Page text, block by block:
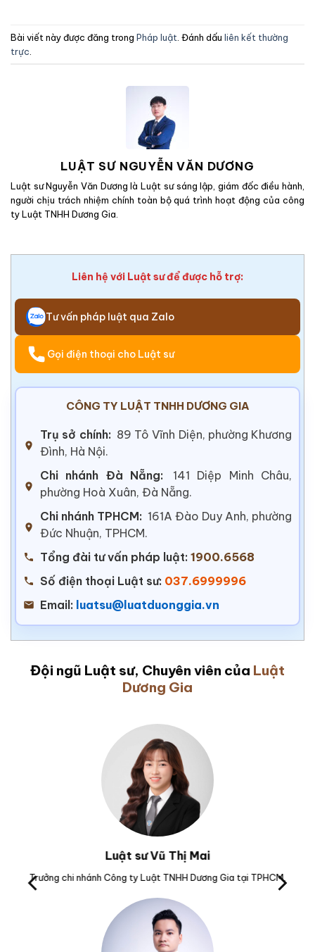
Bài viết này được đăng trong Pháp luật . Đánh dấu liên kết thường
trực
LUẬT SƯ NGUYỄN VĂN DƯƠNG
Luật sư Nguyễn Văn Dương là Luật sư sáng lập, giám đốc điều hành,
người chịu trách nhiệm chính toàn bộ quá trình hoạt động của công
ty Luật TNHH Dương Gia.
Liên hệ với Luật sư để được hỗ trợ:
Tư vấn pháp luật qua Zalo
Gọi điện thoại cho Luật sư
CÔNG TY LUẬT TNHH DƯƠNG GIA
Trụ sở chính: 89 Tô Vĩnh Diện, phường Khương
Đình, Hà Nội.
Chi nhánh Đà Nẵng:
141 Diệp Minh Châu,
phường Hoà Xuân, Đà Nẵng.
Chi nhánh TPHCM: 161A Đào Duy Anh, phường
Đức Nhuận, TPHCM.
Tổng đài tư vấn pháp luật: 1900.6568
Số điện thoại Luật sư: 037.6999996
Email: luatsu@luatduonggia.vn
Đội ngũ Luật sư, Chuyên viên của Luật
Dương Gia
Luật sư Vũ Văn Huân
Nguyên Kiểm sát viên Viện kiểm sát nhân dân tỉnh Phú Yên.